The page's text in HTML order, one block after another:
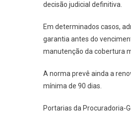
decisão judicial definitiva.
Em determinados casos,
garantia antes do
manutenção da cobertura
A norma prevê ainda a
mínima de 90 dias.
Portarias da Procuradoria-